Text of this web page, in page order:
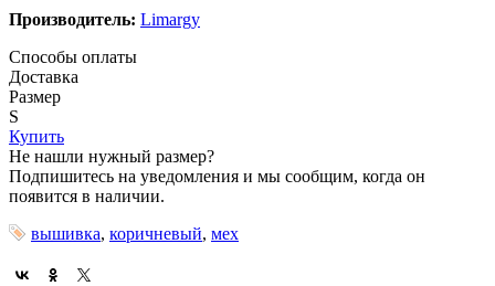
Производитель: Limargy
Способы оплаты
Доставка
Размер
S
Купить
Не нашли нужный размер?
Подпишитесь на уведомления и мы сообщим, когда он
появится в наличии.
вышивка, коричневый, мех